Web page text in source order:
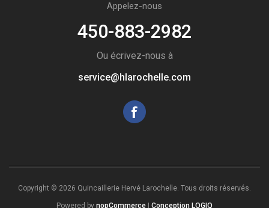
Appelez-nous
450-883-2982
Ou écrivez-nous à
service@hlarochelle.com
Copyright © 2026 Quincaillerie Hervé Larochelle. Tous droits réservés.
Powered by nopCommerce Conception LOGIQ